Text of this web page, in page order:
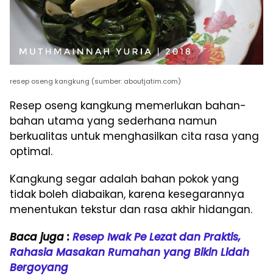
resep oseng kangkung (sumber: aboutjatim.com)
Resep oseng kangkung memerlukan bahan-
bahan utama yang sederhana namun
berkualitas untuk menghasilkan cita rasa yang
optimal.
Kangkung segar adalah bahan pokok yang
tidak boleh diabaikan, karena kesegarannya
menentukan tekstur dan rasa akhir hidangan.
Baca juga : Resep Iwak Pe Lezat dan Praktis,
Rahasia Masakan Rumahan yang Bikin Lidah
Bergoyang